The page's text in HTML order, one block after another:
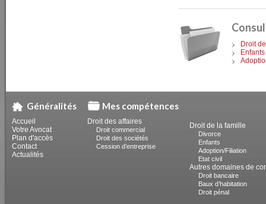
Droit
Enfants
Généralités
Accueil
Votre Avocat
Plan d'accès
Contact
Actualités
Mes compétences
Droit des affaires
Droit commercial
Droit des sociétés
Cession d’entreprise
Droit de la famille
Divorce
Enfants
Adoption/Filiation
Etat civil
Autres domaines de
Droit bancaire
Baux d’habitation
Droit pénal